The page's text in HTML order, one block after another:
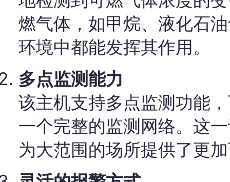
燃气体，如甲烷、液化石
环境中都能发挥其作用。
多点监测能力
该主机支持多点监测功能
一个完整的监测网络。这
为大范围的场所提供了更